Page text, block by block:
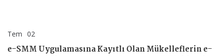
Tem 02
Uygulamasına
e-SMM Uygulamasına Kayıtlı Olan Mükelleflerin e-